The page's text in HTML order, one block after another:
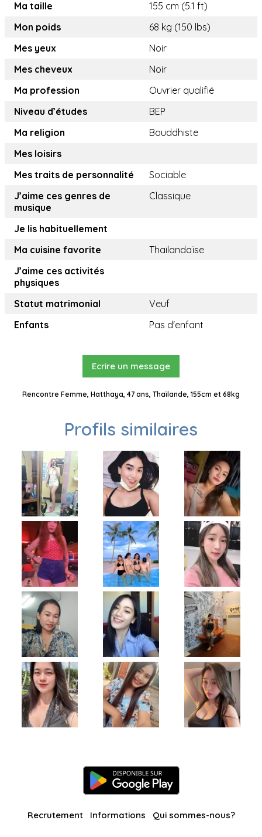
Ma taille
155 cm (5.1 ft)
Mon poids
68 kg (150 lbs)
Mes yeux
Noir
Mes cheveux
Noir
Ma profession
Ouvrier qualifié
Niveau d’études
BEP
Ma religion
Bouddhiste
Mes loisirs
Mes traits de personnalité
Sociable
J’aime ces genres de
musique
Classique
Je lis habituellement
Ma cuisine favorite
Thailandaïse
J’aime ces activités
physiques
Statut matrimonial
Veuf
Enfants
Pas d'enfant
Ecrire un message
Rencontre Femme, Hatthaya, 47 ans, Thaïlande, 155cm et 68kg
Profils similaires
Recrutement Informations Qui sommes-nous?